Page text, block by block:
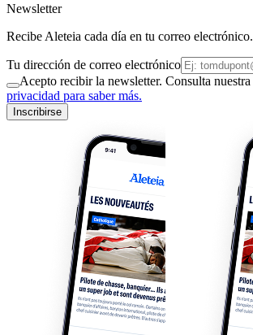
Newsletter
Recibe Aleteia cada día en tu correo electrónico.
Tu dirección de correo electrónico
Acepto recibir la newsletter. Consulta nuestra
privacidad para saber más.
Inscribirse